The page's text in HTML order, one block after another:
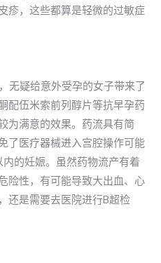
疹，这些都算是轻微的过敏症
无疑给意外受孕的女子带来了
配伍米索前列醇片等抗早孕药
为满意的效果。药流具有简
了医疗器械进入宫腔操作可能
的妊娠。虽然药物流产有着
险性，有可能导致大出血、心
还是需要去医院进行B超检